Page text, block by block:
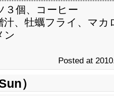
３個、コーヒー
汁、牡蠣フライ、マカ
ン
Posted at
）